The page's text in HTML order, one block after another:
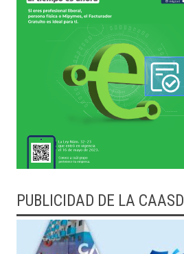
PUBLICIDAD DE LA CAASD